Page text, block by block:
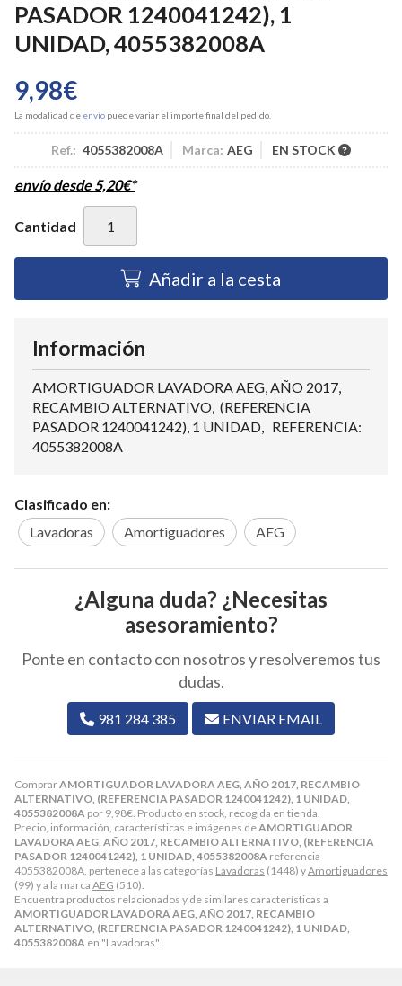
PASADOR 1240041242), 1
UNIDAD, 4055382008A
9,98€
La modalidad de envío puede variar el importe final del pedido.
Ref.: 4055382008A Marca: AEG EN STOCK
envío desde5,20€*
Cantidad
Añadir a la cesta
ComprarAMORTIGUADOR LAVADORA AEG, AÑO 2017, RECAMBIO
ALTERNATIVO, (REFERENCIA PASADOR 1240041242), 1 UNIDAD,
4055382008A por 9,98€ . Producto en stock, recogida en tienda.
Precio, información, características e imágenes deAMORTIGUADOR
LAVADORA AEG, AÑO 2017, RECAMBIO ALTERNATIVO, (REFERENCIA
PASADOR 1240041242), 1 UNIDAD, 4055382008A referencia
4055382008A, pertenece a las categorías Lavadoras (1448) yAmortiguadores
(99) y a la marca AEG (510).
Encuentra productos relacionados y de similares características a
AMORTIGUADOR LAVADORA AEG, AÑO 2017, RECAMBIO
ALTERNATIVO, (REFERENCIA PASADOR 1240041242), 1 UNIDAD,
4055382008A en "Lavadoras".
Información
AMORTIGUADOR LAVADORA AEG, AÑO 2017,
RECAMBIO ALTERNATIVO, (REFERENCIA
PASADOR 1240041242), 1 UNIDAD, REFERENCIA:
4055382008A
Clasificado en:
Lavadoras
Amortiguadores AEG
¿Alguna duda? ¿Necesitas
asesoramiento?
Ponte en contacto con nosotros y resolveremos tus
dudas.
981 284 385 ENVIAR EMAIL